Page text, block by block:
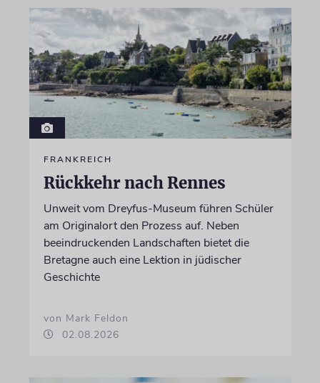
FRANKREICH
Rückkehr nach Rennes
Unweit vom Dreyfus-Museum führen Schüler
am Originalort den Prozess auf. Neben
beeindruckenden Landschaften bietet die
Bretagne auch eine Lektion in jüdischer
Geschichte
von Mark Feldon
02.08.2026